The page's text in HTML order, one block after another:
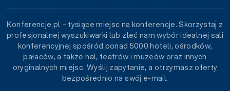
Konferencje.pl – tysiące miejsc na konferencje. Skorzystaj z
profesjonalnej wyszukiwarki lub zleć nam wybór idealnej sali
konferencyjnej spośród ponad 5000 hoteli, ośrodków,
pałaców, a także hal, teatrów i muzeów oraz innych
oryginalnych miejsc. Wyślij zapytanie, a otrzymasz oferty
bezpośrednio na swój e-mail.